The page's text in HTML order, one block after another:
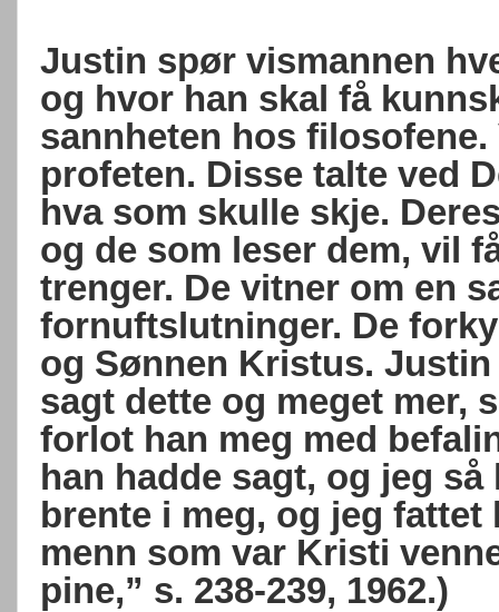
Justin spør vismannen
og hvor han skal få
sannheten hos
profeten. Disse talte ved
hva som skulle skje.
og de som leser dem, vil
trenger. De vitner om en
fornuftslutninger. De
og Sønnen Kristus.
sagt dette og meget mer,
forlot han meg med
han hadde sagt, og jeg
brente i meg, og jeg
menn som var Kristi
pine,” s. 238-239, 1962.)